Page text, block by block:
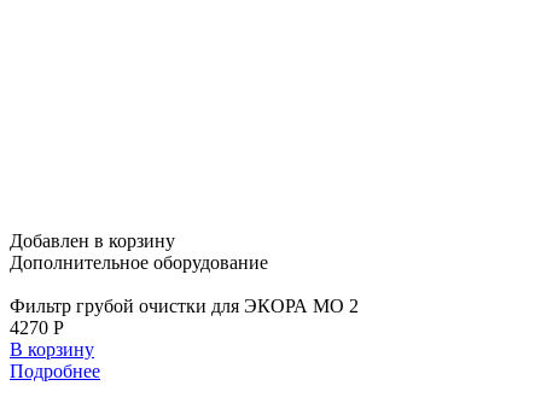
Добавлен в корзину
Дополнительное оборудование
Фильтр грубой очистки для ЭКОРА МО 2
4270 Р
В корзину
Подробнее